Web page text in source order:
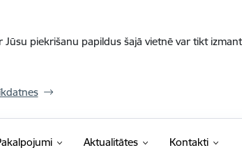
piekrišanu papildus šajā vietnē var tikt
Aktualitātes Kontakti